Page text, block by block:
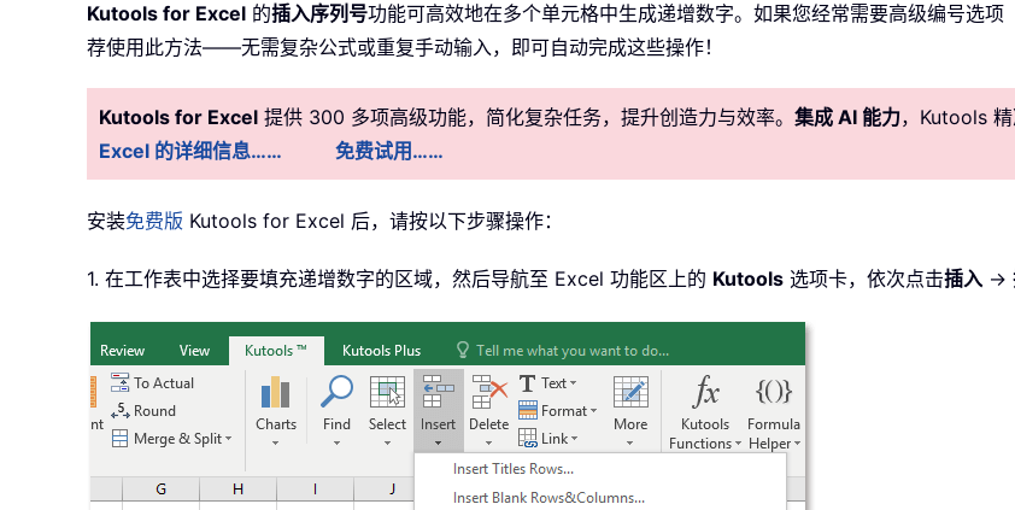
Kutools for Excel 的插入序列号功能可高效地在多个单元格中生成递增数字。如果您经常需要高级编号选
荐使用此方法——无需复杂公式或重复手动输入，即可自动完成这些操作！
Kutools for Excel 提供 300 多项高级功能，简化复杂任务，提升创造力与效率。 集成 AI 能力，Kutools 精
Excel 的详细信息……
免费试用……
安装免费版 Kutools for Excel 后，请按以下步骤操作：
1. 在工作表中选择要填充递增数字的区域，然后导航至 Excel 功能区上的 Kutools 选项卡，依次点击插入 →